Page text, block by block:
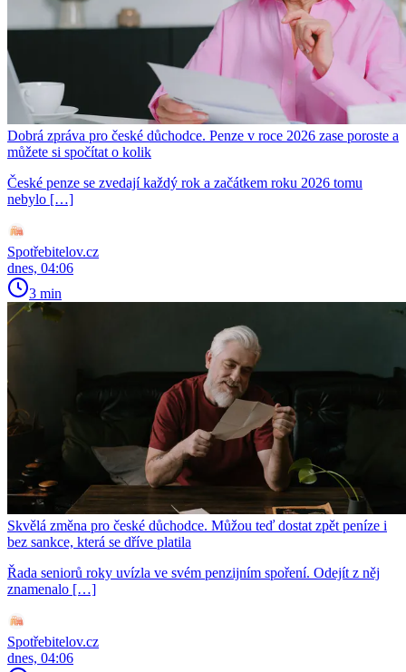
Dobrá zpráva pro české důchodce. Penze v roce 2026 zase poroste a
můžete si spočítat o kolik
České penze se zvedají každý rok a začátkem roku 2026 tomu
nebylo […]
Spotřebitelov.cz
dnes, 04:06
3 min
Skvělá změna pro české důchodce. Můžou teď dostat zpět peníze i
bez sankce, která se dříve platila
Řada seniorů roky uvízla ve svém penzijním spoření. Odejít z něj
znamenalo […]
Spotřebitelov.cz
dnes, 04:06